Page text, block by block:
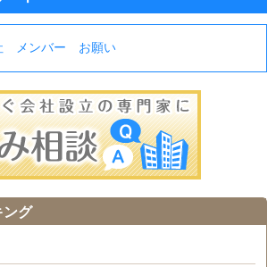
メンバー お願い
ング